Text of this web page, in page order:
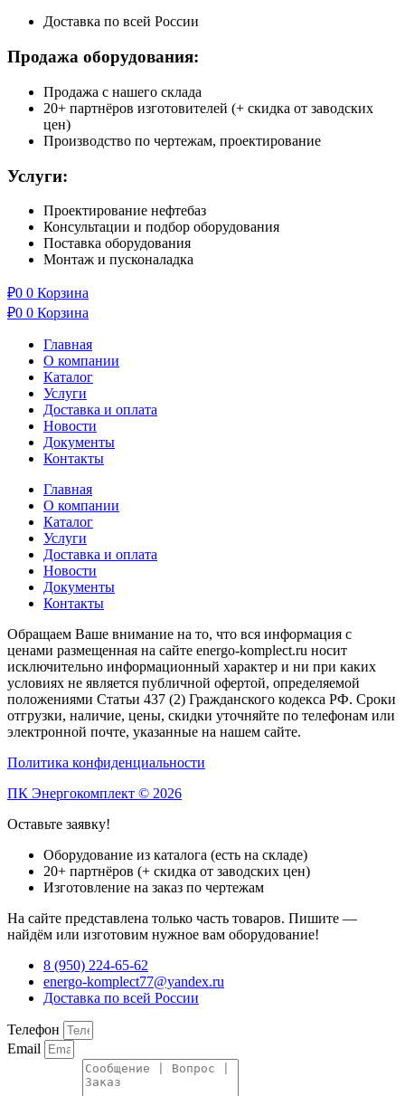
Доставка по всей России
Продажа оборудования:
Продажа с нашего склада
20+ партнёров изготовителей (+ скидка от заводских
цен)
Производство по чертежам, проектирование
Услуги:
Проектирование нефтебаз
Консультации и подбор оборудования
Поставка оборудования
Монтаж и пусконаладка
₽0 0 Корзина
₽0 0 Корзина
Главная
О компании
Каталог
Услуги
Доставка и оплата
Новости
Документы
Контакты
Главная
О компании
Каталог
Услуги
Доставка и оплата
Новости
Документы
Контакты
Обращаем Ваше внимание на то, что вся информация с
ценами размещенная на сайте energo-komplect.ru носит
исключительно информационный характер и ни при каких
условиях не является публичной офертой, определяемой
положениями Статьи 437 (2) Гражданского кодекса РФ. Сроки
отгрузки, наличие, цены, скидки уточняйте по телефонам или
электронной почте, указанные на нашем сайте.
Политика конфиденциальности
ПК Энергокомплект © 2026
Оставьте заявку!
Оборудование из каталога (есть на складе)
20+ партнёров (+ скидка от заводских цен)
Изготовление на заказ по чертежам
На сайте представлена только часть товаров. Пишите —
найдём или изготовим нужное вам оборудование!
8 (950) 224-65-62
energo-komplect77@yandex.ru
Доставка по всей России
Телефон
Email